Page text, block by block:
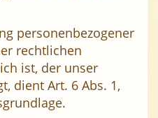
personenbezogener
rechtlichen
ist, der unser
dient Art. 6 Abs. 1,